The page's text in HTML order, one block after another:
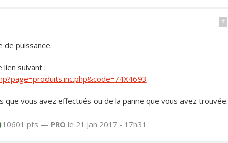
+
de puissance.
lien suivant :
vous avez effectués ou de la panne que vous avez trouvée.
10601 pts — PRO le 21 jan 2017 - 17h31